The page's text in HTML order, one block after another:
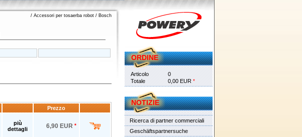
/ Accessori per tosaerba robot / Bosch
Prezzo
più
dettagli
6,90 EUR *
ORDINE
Articolo
0
Totale
0,00 EUR*
NOTIZIE
Ricerca di partner commerciali
Geschäftspartnersuche